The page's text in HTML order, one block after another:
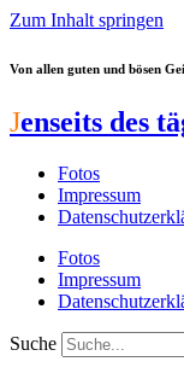
Zum Inhalt springen
Von allen guten und bösen
Jenseits des
Fotos
Impressum
Fotos
Impressum
Suche